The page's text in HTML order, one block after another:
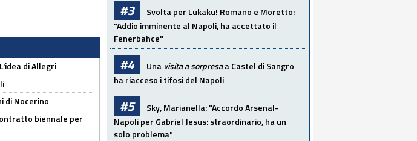
di Allegri
di Nocerino
biennale per
#3
Svolta per Lukaku! Romano e Moretto:
"Addio imminente al Napoli, ha accettato il
Fenerbahce"
#4 Una visita a sorpresaa Castel di Sangro
ha riacceso i tifosi del Napoli
#5
Sky, Marianella: "Accordo Arsenal-
Napoli per Gabriel Jesus: straordinario, ha un
solo problema"